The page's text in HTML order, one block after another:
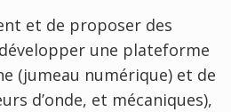
et de proposer des
une plateforme
(jumeau numérique) et de
d’onde, et mécaniques),